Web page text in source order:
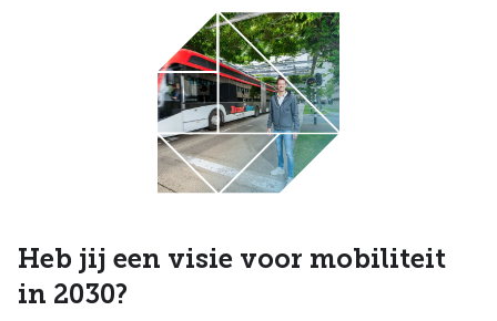
Heb jij een visie voor mobiliteit
in 2030?